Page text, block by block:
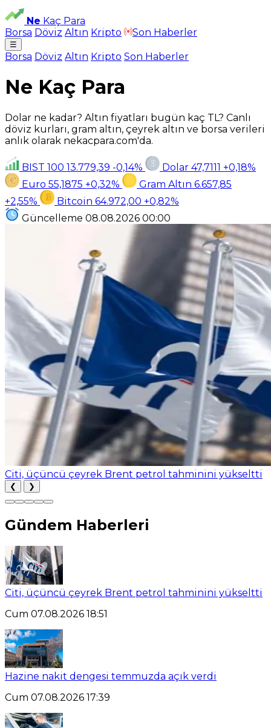
Ne Kaç Para
Borsa Döviz Altın Kripto Son Haberler
☰
Borsa Döviz Altın Kripto Son Haberler
Ne Kaç Para
Dolar ne kadar? Altın fiyatları bugün kaç TL? Canlı
döviz kurları, gram altın, çeyrek altın ve borsa verileri
anlık olarak nekacpara.com'da.
BIST 100 13.779,39 -0,14% Dolar 47,7111 +0,18%
Euro 55,1875 +0,32% Gram Altın 6.657,85
+2,55%
Bitcoin 64.972,00 +0,82%
Güncelleme 08.08.2026 00:00
Citi, üçüncü çeyrek Brent petrol tahminini yükseltti
❮ ❯
Gündem Haberleri
Citi, üçüncü çeyrek Brent petrol tahminini yükseltti
Cum 07.08.2026 18:51
Hazine nakit dengesi temmuzda açık verdi
Cum 07.08.2026 17:39